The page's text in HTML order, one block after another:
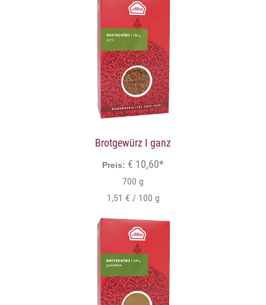
Brotgewürz I ganz
Preis: € 10,60*
700 g
1,51 € / 100 g